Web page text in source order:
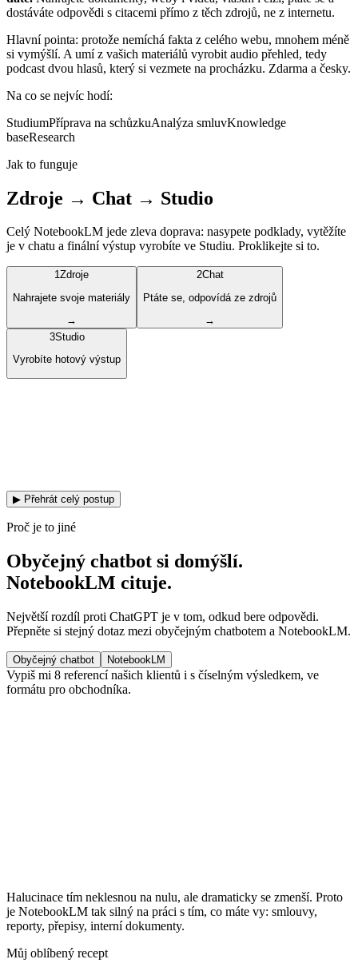
dostáváte odpovědi s citacemi přímo z těch zdrojů, ne z internetu.
Hlavní pointa: protože nemíchá fakta z celého webu, mnohem méně
si vymýšlí. A umí z vašich materiálů vyrobit audio přehled, tedy
podcast dvou hlasů, který si vezmete na procházku. Zdarma a česky.
Na co se nejvíc hodí:
StudiumPříprava na schůzkuAnalýza smluvKnowledge
baseResearch
Jak to funguje
Zdroje → Chat → Studio
Celý NotebookLM jede zleva doprava: nasypete podklady, vytěžíte
je v chatu a finální výstup vyrobíte ve Studiu. Proklikejte si to.
1Zdroje
Nahrajete svoje materiály
→
2Chat
Ptáte se, odpovídá ze zdrojů
→
3Studio
Vyrobíte hotový výstup
▶ Přehrát celý postup
Proč je to jiné
Obyčejný chatbot si domýšlí.
NotebookLM cituje.
Největší rozdíl proti ChatGPT je v tom, odkud bere odpovědi.
Přepněte si stejný dotaz mezi obyčejným chatbotem a NotebookLM.
Obyčejný chatbot NotebookLM
Vypiš mi 8 referencí našich klientů i s číselným výsledkem, ve
formátu pro obchodníka.
Halucinace tím neklesnou na nulu, ale dramaticky se zmenší. Proto
je NotebookLM tak silný na práci s tím, co máte vy: smlouvy,
reporty, přepisy, interní dokumenty.
Můj oblíbený recept